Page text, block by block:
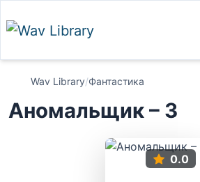
Wav Library/Фантастика
Аномальщик – 3
0.0